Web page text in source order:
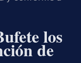
los
de